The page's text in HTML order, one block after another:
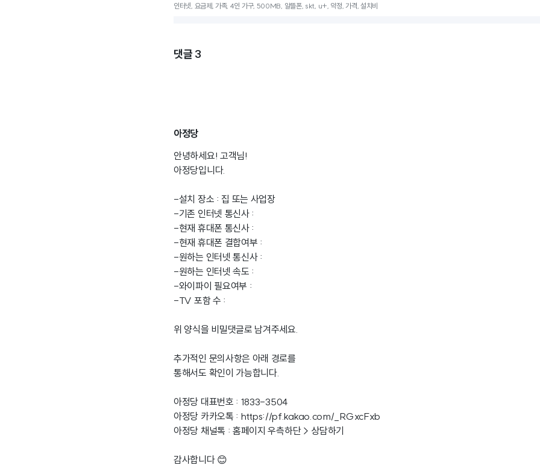
인터넷, 요금제, 가족, 4인 가구, 500MB, 알뜰폰, skt, u+, 약정, 가격, 설치비
댓글 3
아정당
안녕하세요! 고객님!
아정당입니다.
-설치 장소 : 집 또는 사업장
-기존 인터넷 통신사 :
-현재 휴대폰 통신사 :
-현재 휴대폰 결합여부 :
-원하는 인터넷 통신사 :
-원하는 인터넷 속도 :
-와이파이 필요여부 :
-TV 포함 수 :
위 양식을 비밀댓글로 남겨주세요.
추가적인 문의사항은 아래 경로를
통해서도 확인이 가능합니다.
아정당 대표번호 : 1833-3504
아정당 카카오톡 : https://pf.kakao.com/_RGxcFxb
아정당 채널톡 : 홈페이지 우측하단 > 상담하기
감사합니다 😊